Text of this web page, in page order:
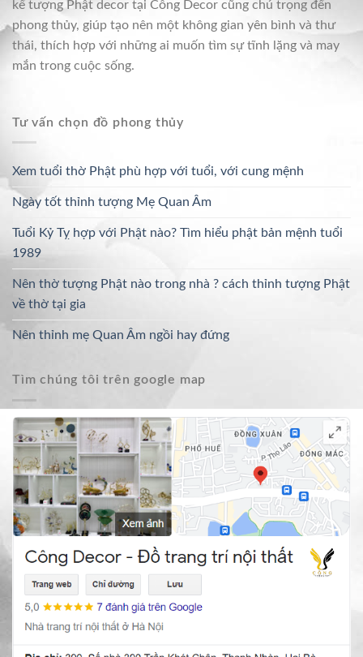
kế tượng Phật decor tại Công Decor cũng chú trọng đến
phong thủy, giúp tạo nên một không gian yên bình và thư
thái, thích hợp với những ai muốn tìm sự tĩnh lặng và may
mắn trong cuộc sống.
Tư vấn chọn đồ phong thủy
Xem tuổi thờ Phật phù hợp với tuổi, với cung mệnh
Ngày tốt thỉnh tượng Mẹ Quan Âm
Tuổi Kỷ Tỵ hợp với Phật nào? Tìm hiểu phật bản mệnh tuổi
1989
Nên thờ tượng Phật nào trong nhà ? cách thỉnh tượng Phật
về thờ tại gia
Nên thỉnh mẹ Quan Âm ngồi hay đứng
Tìm chúng tôi trên google map